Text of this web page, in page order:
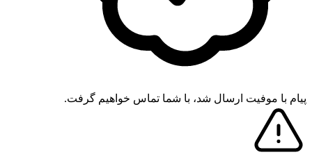
پیام با موفیت ارسال شد، با شما تماس خواهیم گرفت.